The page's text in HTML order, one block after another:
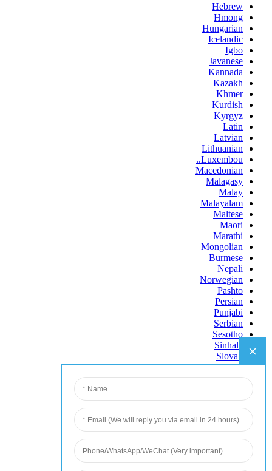
Hebrew
Hmong
Hungarian
Icelandic
Igbo
Javanese
Kannada
Kazakh
Khmer
Kurdish
Kyrgyz
Latin
Latvian
Lithuanian
Luxembou..
Macedonian
Malagasy
Malay
Malayalam
Maltese
Maori
Marathi
Mongolian
Burmese
Nepali
Norwegian
Pashto
Persian
Punjabi
Serbian
Sesotho
Sinhala
Slovak
Slovenian
Somali
Scots Gaelic
Shona
Sindhi
Sundanese
Tamil